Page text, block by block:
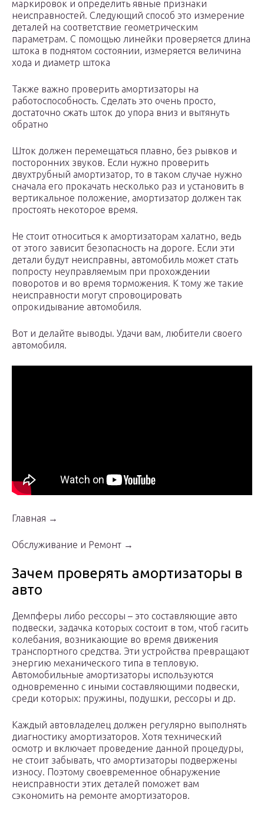
маркировок и определить явные признаки
неисправностей. Следующий способ это измерение
деталей на соответствие геометрическим
параметрам. С помощью линейки проверяется длина
штока в поднятом состоянии, измеряется величина
хода и диаметр штока
Также важно проверить амортизаторы на
работоспособность. Сделать это очень просто,
достаточно сжать шток до упора вниз и вытянуть
обратно
Шток должен перемещаться плавно, без рывков и
посторонних звуков. Если нужно проверить
двухтрубный амортизатор, то в таком случае нужно
сначала его прокачать несколько раз и установить в
вертикальное положение, амортизатор должен так
простоять некоторое время.
Не стоит относиться к амортизаторам халатно, ведь
от этого зависит безопасность на дороге. Если эти
детали будут неисправны, автомобиль может стать
попросту неуправляемым при прохождении
поворотов и во время торможения. К тому же такие
неисправности могут спровоцировать
опрокидывание автомобиля.
Вот и делайте выводы. Удачи вам, любители своего
автомобиля.
Главная →
Обслуживание и Ремонт →
Зачем проверять амортизаторы в
авто
Демпферы либо рессоры – это составляющие авто
подвески, задачка которых состоит в том, чтоб гасить
колебания, возникающие во время движения
транспортного средства. Эти устройства превращают
энергию механического типа в тепловую.
Автомобильные амортизаторы используются
одновременно с иными составляющими подвески,
среди которых: пружины, подушки, рессоры и др.
Каждый автовладелец должен регулярно выполнять
диагностику амортизаторов. Хотя технический
осмотр и включает проведение данной процедуры,
не стоит забывать, что амортизаторы подвержены
износу. Поэтому своевременное обнаружение
неисправности этих деталей поможет вам
сэкономить на ремонте амортизаторов.